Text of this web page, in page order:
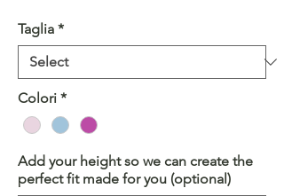
Taglia *
Colori *
Add your height so we can create the
perfect fit made for you (optional)